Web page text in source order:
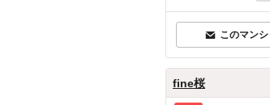
このマン
fine桜